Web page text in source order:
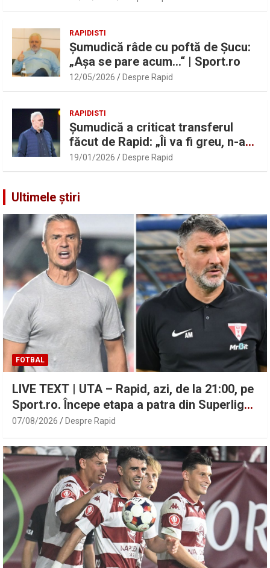
Pancu
RAPIDISTI
Șumudică râde cu poftă de Șucu:
„Așa se pare acum…“ | Sport.ro
12/05/2026 Despre Rapid
RAPIDISTI
Șumudică a criticat transferul
făcut de Rapid: „Îi va fi greu, n-am
înțeles”
19/01/2026 Despre Rapid
Ultimele știri
FOTBAL
LIVE TEXT | UTA – Rapid, azi, de la 21:00, pe
Sport.ro. Începe etapa a patra din Superligă!
| Sport.ro
07/08/2026 Despre Rapid